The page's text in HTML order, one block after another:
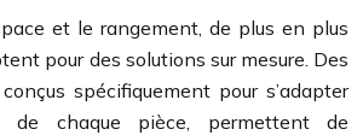
et le rangement, de plus en plus
pour des solutions sur mesure. Des
spécifiquement pour s’adapter
de chaque pièce, permettent de